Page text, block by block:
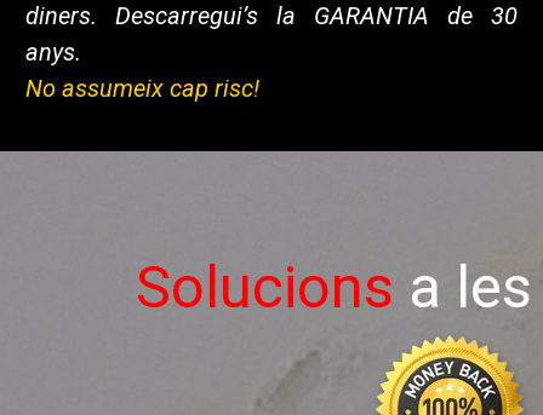
diners. Descarregui’s la GARANTIA de 30
anys.
No assumeix cap risc!
Solucions a les